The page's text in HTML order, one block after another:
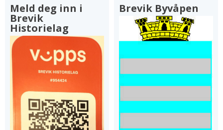
Meld deg inn i
Brevik
Historielag
Brevik Byvåpen